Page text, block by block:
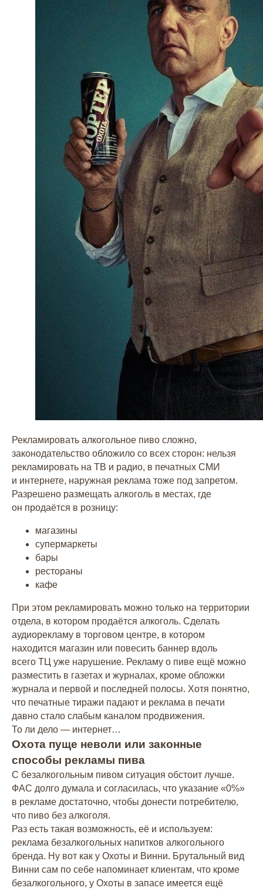
Рекламировать алкогольное пиво сложно,
законодательство обложило со всех сторон: нельзя
рекламировать на ТВ и радио, в печатных СМИ
и интернете, наружная реклама тоже под запретом.
Разрешено размещать алкоголь в местах, где
он продаётся в розницу:
магазины
супермаркеты
бары
рестораны
кафе
При этом рекламировать можно только на территории
отдела, в котором продаётся алкоголь. Сделать
аудиорекламу в торговом центре, в котором
находится магазин или повесить баннер вдоль
всего ТЦ уже нарушение. Рекламу о пиве ещё можно
разместить в газетах и журналах, кроме обложки
журнала и первой и последней полосы. Хотя понятно,
что печатные тиражи падают и реклама в печати
давно стало слабым каналом продвижения.
То ли дело — интернет…
Охота пуще неволи или законные
способы рекламы пива
С безалкогольным пивом ситуация обстоит лучше.
ФАС долго думала и согласилась, что указание «0%»
в рекламе достаточно, чтобы донести потребителю,
что пиво без алкоголя.
Раз есть такая возможность, её и используем:
реклама безалкогольных напитков алкогольного
бренда. Ну вот как у Охоты и Винни. Брутальный вид
Винни сам по себе напоминает клиентам, что кроме
безалкогольного, у Охоты в запасе имеется ещё